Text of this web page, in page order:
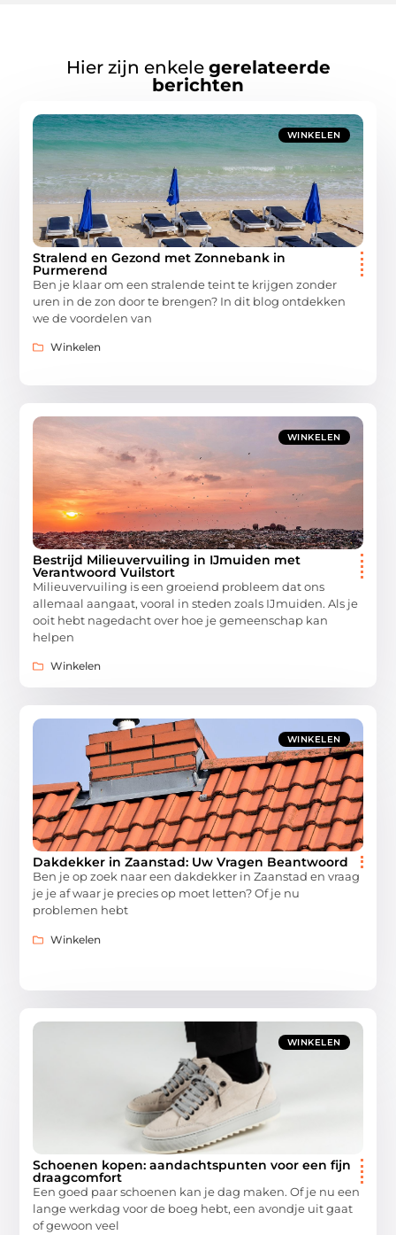
Hier zijn enkele gerelateerde
berichten
WINKELEN
Stralend en Gezond met Zonnebank in
Purmerend
Ben je klaar om een stralende teint te krijgen zonder
uren in de zon door te brengen? In dit blog ontdekken
we de voordelen van
Winkelen
WINKELEN
Bestrijd Milieuvervuiling in IJmuiden met
Verantwoord Vuilstort
Milieuvervuiling is een groeiend probleem dat ons
allemaal aangaat, vooral in steden zoals IJmuiden. Als je
ooit hebt nagedacht over hoe je gemeenschap kan
helpen
Winkelen
WINKELEN
Dakdekker in Zaanstad: Uw Vragen Beantwoord
Ben je op zoek naar een dakdekker in Zaanstad en vraag
je je af waar je precies op moet letten? Of je nu
problemen hebt
Winkelen
WINKELEN
Schoenen kopen: aandachtspunten voor een fijn
draagcomfort
Een goed paar schoenen kan je dag maken. Of je nu een
lange werkdag voor de boeg hebt, een avondje uit gaat
of gewoon veel